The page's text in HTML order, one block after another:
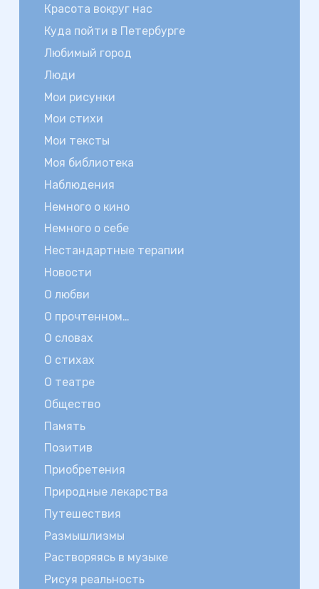
Красота вокруг нас
Куда пойти в Петербурге
Любимый город
Люди
Мои рисунки
Мои стихи
Мои тексты
Моя библиотека
Наблюдения
Немного о кино
Немного о себе
Нестандартные терапии
Новости
О любви
О прочтенном…
О словах
О стихах
О театре
Общество
Память
Позитив
Приобретения
Природные лекарства
Путешествия
Размышлизмы
Растворяясь в музыке
Рисуя реальность